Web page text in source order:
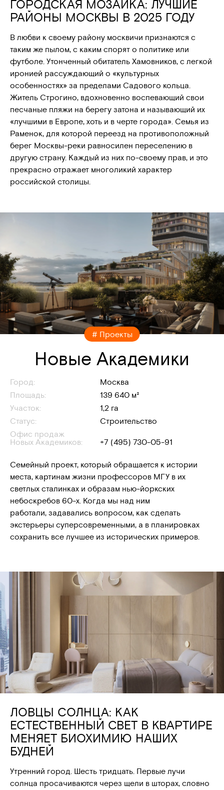
ГОРОДСКАЯ МОЗАИКА: ЛУЧШИЕ
РАЙОНЫ МОСКВЫ В 2025 ГОДУ
В любви к своему району москвичи признаются с
таким же пылом, с каким спорят о политике или
футболе. Утонченный обитатель Хамовников, с легкой
иронией рассуждающий о «культурных
особенностях» за пределами Садового кольца.
Житель Строгино, вдохновенно воспевающий свои
песчаные пляжи на берегу затона и называющий их
«лучшими в Европе, хоть и в черте города». Семья из
Раменок, для которой переезд на противоположный
берег Москвы-реки равносилен переселению в
другую страну. Каждый из них по-своему прав, и это
прекрасно отражает многоликий характер
российской столицы.
# Проекты
Новые Академики
Семейный проект, который обращается к истории
места, картинам жизни профессоров МГУ в их
светлых сталинках и образам нью-йоркских
небоскребов 60-х. Когда мы над ним
работали, задавались вопросом, как сделать
экстерьеры суперсовременными, а в планировках
сохранить все лучшее из исторических примеров.
Город:
Москва
Площадь:
139 640 м²
Участок:
1,2 га
Статус:
Строительство
Офис продаж
Новых Академиков:
+7 (495) 730-05-91
ЛОВЦЫ СОЛНЦА: КАК
ЕСТЕСТВЕННЫЙ СВЕТ В КВАРТИРЕ
МЕНЯЕТ БИОХИМИЮ НАШИХ
БУДНЕЙ
Утренний город. Шесть тридцать. Первые лучи
солнца просачиваются через щели в шторах, словно